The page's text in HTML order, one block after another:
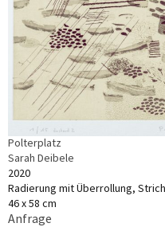
Polterplatz
Sarah Deibele
2020
Radierung mit Überrollung,
46 x 58 cm
Anfrage